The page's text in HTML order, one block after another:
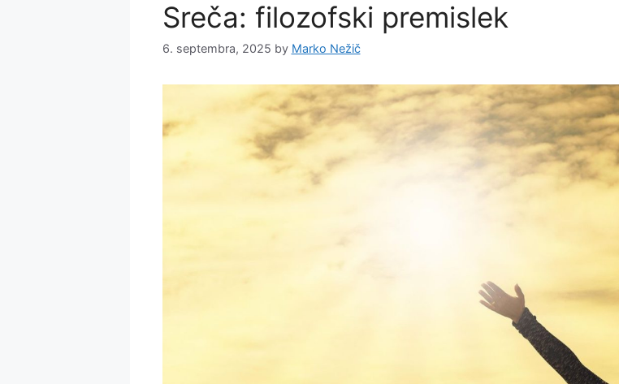
Sreča: filozofski premislek
6. septembra, 2025 by Marko Nežič